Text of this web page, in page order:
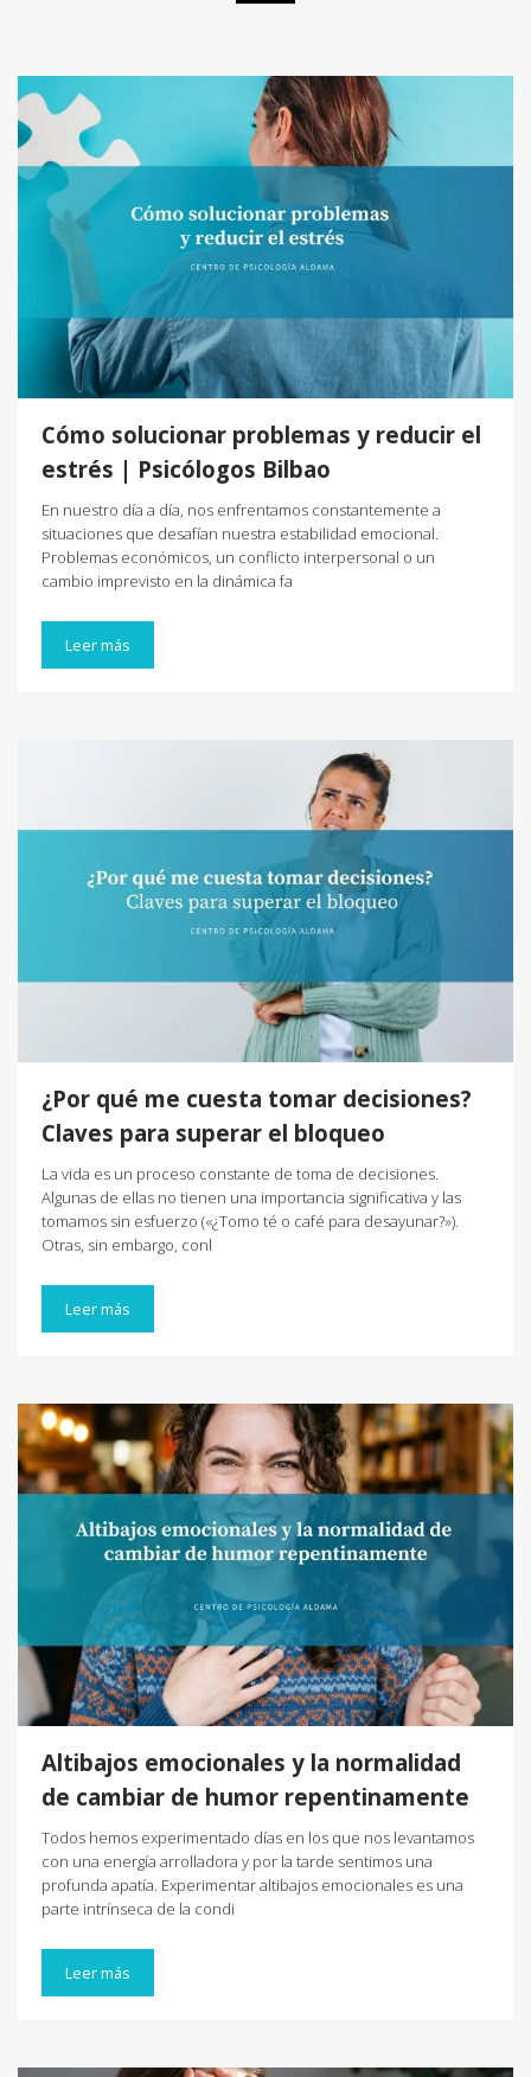
Cómo solucionar problemas y reducir el
estrés | Psicólogos Bilbao
En nuestro día a día, nos enfrentamos constantemente a
situaciones que desafían nuestra estabilidad emocional.
Problemas económicos, un conflicto interpersonal o un
cambio imprevisto en la dinámica fa
Leer más
¿Por qué me cuesta tomar decisiones?
Claves para superar el bloqueo
La vida es un proceso constante de toma de decisiones.
Algunas de ellas no tienen una importancia significativa y las
tomamos sin esfuerzo («¿Tomo té o café para desayunar?»).
Otras, sin embargo, conl
Leer más
Altibajos emocionales y la normalidad
de cambiar de humor repentinamente
Todos hemos experimentado días en los que nos levantamos
con una energía arrolladora y por la tarde sentimos una
profunda apatía. Experimentar altibajos emocionales es una
parte intrínseca de la condi
Leer más